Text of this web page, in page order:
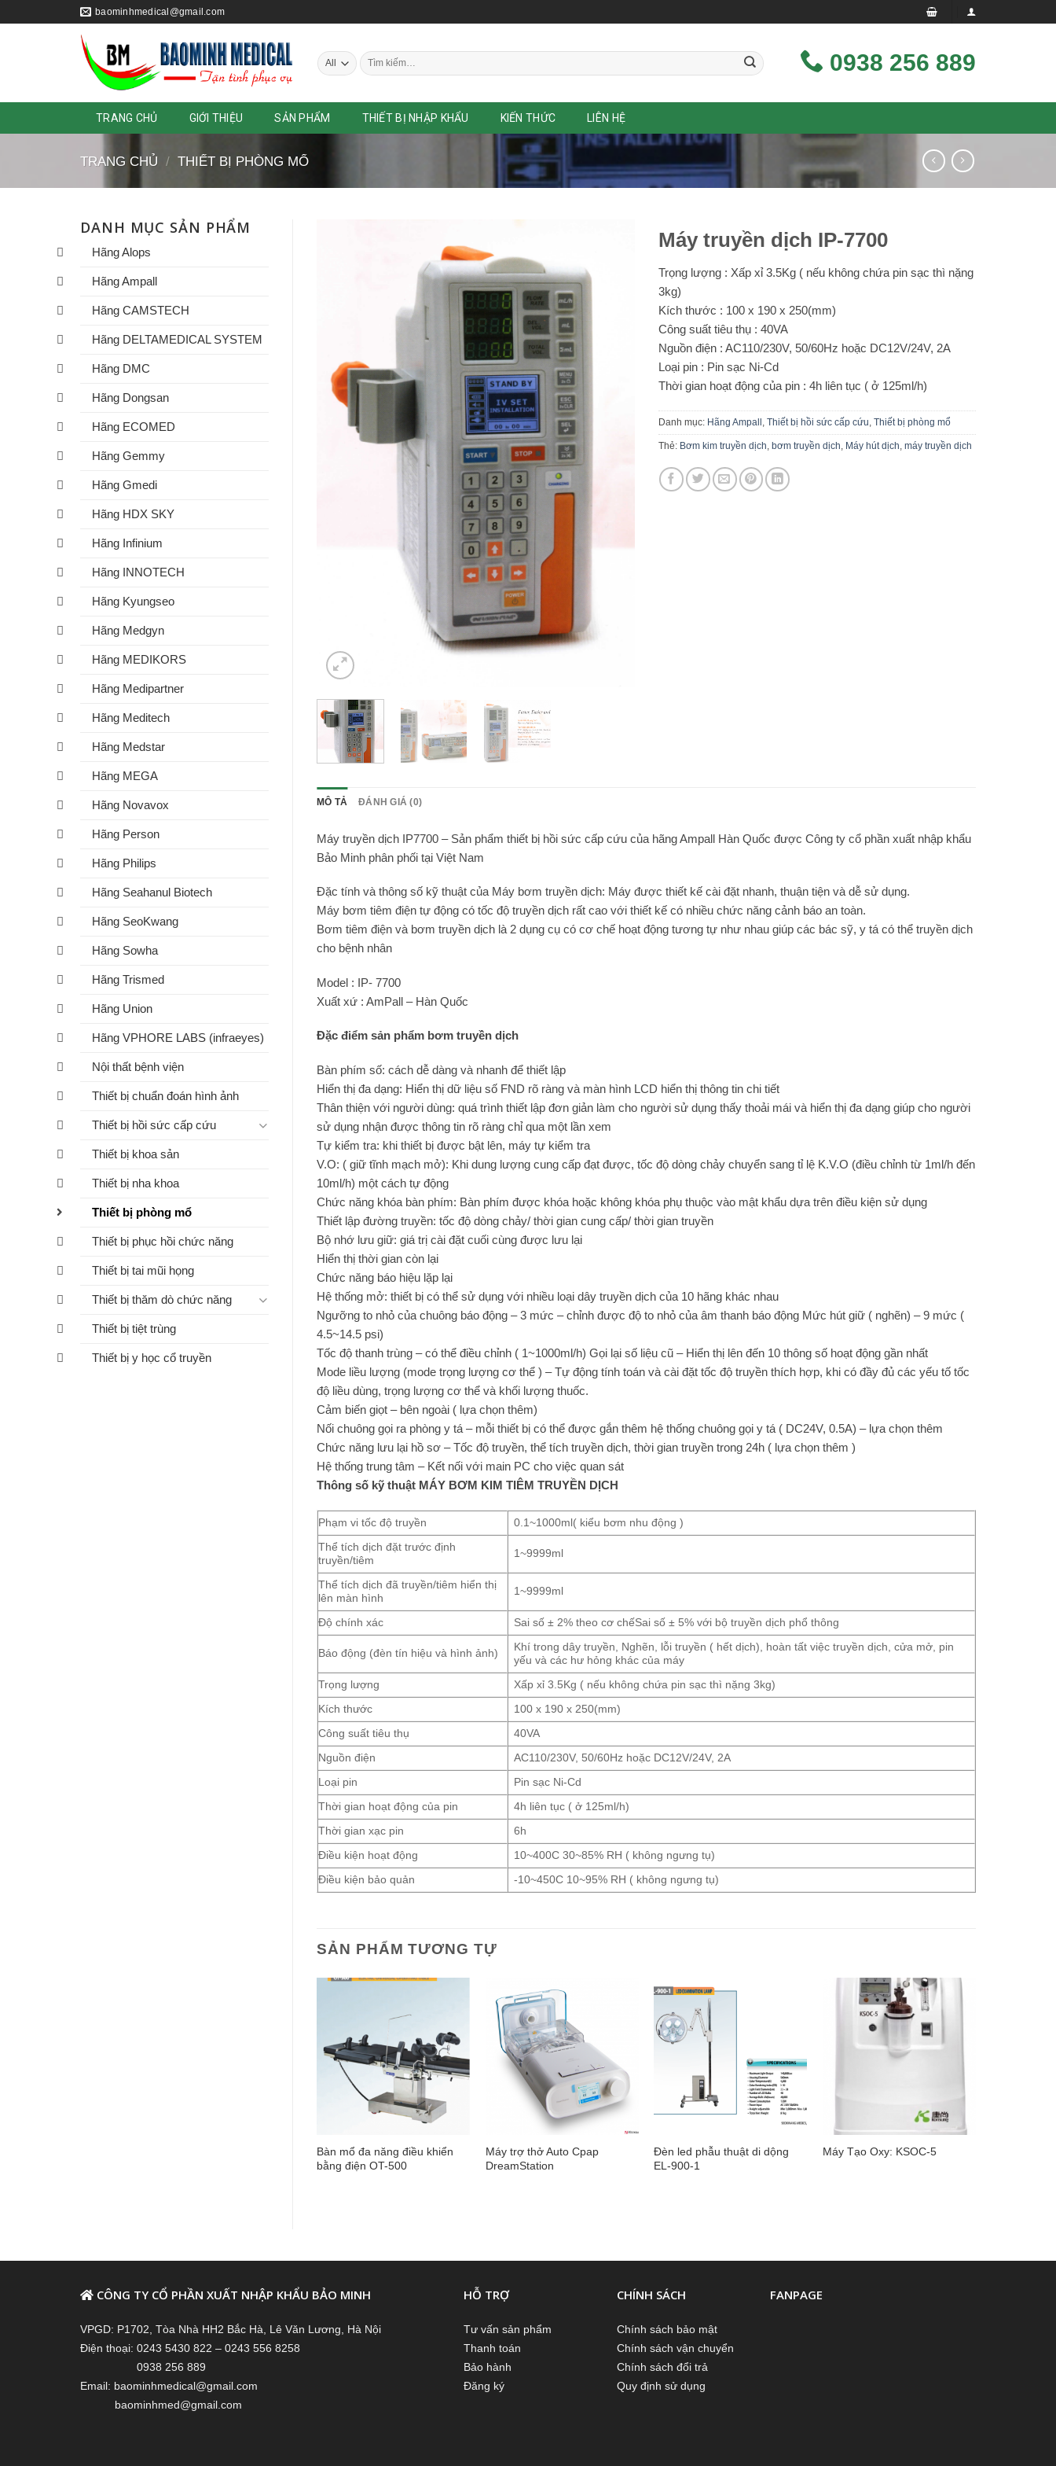
to
baominhmedical@gmail.com
Tìm
kiếm:
0938 256 889
TRANG CHỦ GIỚI THIỆU SẢN PHẨM THIẾT BỊ NHẬP KHẨU KIẾN THỨC LIÊN HỆ
TRANG CHỦ / THIẾT BỊ PHÒNG MỔ
DANH MỤC SẢN PHẨM
Hãng Alops
Hãng Ampall
Hãng CAMSTECH
Hãng DELTAMEDICAL SYSTEM
Hãng DMC
Hãng Dongsan
Hãng ECOMED
Hãng Gemmy
Hãng Gmedi
Hãng HDX SKY
Hãng Infinium
Hãng INNOTECH
Hãng Kyungseo
Hãng Medgyn
Hãng MEDIKORS
Hãng Medipartner
Hãng Meditech
Hãng Medstar
Hãng MEGA
Hãng Novavox
Hãng Person
Hãng Philips
Hãng Seahanul Biotech
Hãng SeoKwang
Hãng Sowha
Hãng Trismed
Hãng Union
Hãng VPHORE LABS (infraeyes)
Nội thất bệnh viện
Thiết bị chuẩn đoán hình ảnh
Thiết bị hồi sức cấp cứu
Thiết bị khoa sản
Thiết bị nha khoa
Thiết bị phòng mổ
Thiết bị phục hồi chức năng
Thiết bị tai mũi họng
Thiết bị thăm dò chức năng
Thiết bị tiệt trùng
Thiết bị y học cổ truyền
Máy truyền dịch IP-7700
Trọng lượng : Xấp xỉ 3.5Kg ( nếu không chứa pin sạc thì nặng
3kg)
Kích thước : 100 x 190 x 250(mm)
Công suất tiêu thụ : 40VA
Nguồn điện : AC110/230V, 50/60Hz hoặc DC12V/24V, 2A
Loại pin : Pin sạc Ni-Cd
Thời gian hoạt động của pin : 4h liên tục ( ở 125ml/h)
Danh mục: Hãng Ampall , Thiết bị hồi sức cấp cứu, Thiết bị phòng mổ
Thẻ: Bơm kim truyền dịch, bơm truyền dịch, Máy hút dịch, máy truyền dịch
MÔ TẢ ĐÁNH GIÁ (0)
Máy truyền dịch IP7700 – Sản phẩm thiết bị hồi sức cấp cứu của hãng Ampall Hàn Quốc được Công ty cổ phần xuất nhập khẩu
Bảo Minh phân phối tại Việt Nam
Đặc tính và thông số kỹ thuật của Máy bơm truyền dịch: Máy được thiết kế cài đặt nhanh, thuận tiện và dễ sử dụng.
Máy bơm tiêm điện tự động có tốc độ truyền dịch rất cao với thiết kế có nhiều chức năng cảnh báo an toàn.
Bơm tiêm điện và bơm truyền dịch là 2 dụng cụ có cơ chế hoạt động tương tự như nhau giúp các bác sỹ, y tá có thể truyền dịch
cho bệnh nhân
Model : IP- 7700
Xuất xứ : AmPall – Hàn Quốc
Đặc điểm sản phẩm bơm truyền dịch
Bàn phím số: cách dễ dàng và nhanh để thiết lập
Hiển thị đa dạng: Hiển thị dữ liệu số FND rõ ràng và màn hình LCD hiển thị thông tin chi tiết
Thân thiện với người dùng: quá trình thiết lập đơn giản làm cho người sử dụng thấy thoải mái và hiển thị đa dạng giúp cho người
sử dụng nhận được thông tin rõ ràng chỉ qua một lần xem
Tự kiểm tra: khi thiết bị được bật lên, máy tự kiểm tra
V.O: ( giữ tĩnh mạch mở): Khi dung lượng cung cấp đạt được, tốc độ dòng chảy chuyển sang tỉ lệ K.V.O (điều chỉnh từ 1ml/h đến
10ml/h) một cách tự động
Chức năng khóa bàn phím: Bàn phím được khóa hoặc không khóa phụ thuộc vào mật khẩu dựa trên điều kiện sử dụng
Thiết lập đường truyền: tốc độ dòng chảy/ thời gian cung cấp/ thời gian truyền
Bộ nhớ lưu giữ: giá trị cài đặt cuối cùng được lưu lại
Hiển thị thời gian còn lại
Chức năng báo hiệu lặp lại
Hệ thống mở: thiết bị có thể sử dụng với nhiều loại dây truyền dịch của 10 hãng khác nhau
Ngưỡng to nhỏ của chuông báo động – 3 mức – chỉnh được độ to nhỏ của âm thanh báo động Mức hút giữ ( nghẽn) – 9 mức (
4.5~14.5 psi)
Tốc độ thanh trùng – có thể điều chỉnh ( 1~1000ml/h) Gọi lại số liệu cũ – Hiển thị lên đến 10 thông số hoạt động gần nhất
Mode liều lượng (mode trọng lượng cơ thể ) – Tự động tính toán và cài đặt tốc độ truyền thích hợp, khi có đầy đủ các yếu tố tốc
độ liều dùng, trọng lượng cơ thể và khối lượng thuốc.
Cảm biến giọt – bên ngoài ( lựa chọn thêm)
Nối chuông gọi ra phòng y tá – mỗi thiết bị có thể được gắn thêm hệ thống chuông gọi y tá ( DC24V, 0.5A) – lựa chọn thêm
Chức năng lưu lại hồ sơ – Tốc độ truyền, thể tích truyền dịch, thời gian truyền trong 24h ( lựa chọn thêm )
Hệ thống trung tâm – Kết nối với main PC cho việc quan sát
Thông số kỹ thuật MÁY BƠM KIM TIÊM TRUYỀN DỊCH
Phạm vi tốc độ truyền 0.1~1000ml( kiểu bơm nhu động )
Thể tích dịch đặt trước định
truyền/tiêm
1~9999ml
Thể tích dịch đã truyền/tiêm hiển thị
lên màn hình
1~9999ml
Độ chính xác Sai số ± 2% theo cơ chếSai số ± 5% với bộ truyền dịch phổ thông
Báo động (đèn tín hiệu và hình ảnh)
Khí trong dây truyền, Nghẽn, lỗi truyền ( hết dịch), hoàn tất việc truyền dịch, cửa mở, pin
yếu và các hư hỏng khác của máy
Trọng lượng Xấp xỉ 3.5Kg ( nếu không chứa pin sạc thì nặng 3kg)
Kích thước 100 x 190 x 250(mm)
Công suất tiêu thụ 40VA
Nguồn điện AC110/230V, 50/60Hz hoặc DC12V/24V, 2A
Loại pin Pin sạc Ni-Cd
Thời gian hoạt động của pin 4h liên tục ( ở 125ml/h)
Thời gian xạc pin 6h
Điều kiện hoạt động 10~400C 30~85% RH ( không ngưng tụ)
Điều kiện bảo quản -10~450C 10~95% RH ( không ngưng tụ)
SẢN PHẨM TƯƠNG TỰ
Bàn mổ đa năng điều khiển
bằng điện OT-500
Máy trợ thở Auto Cpap
DreamStation
Đèn led phẫu thuật di dộng
EL-900-1
Máy Tạo Oxy: KSOC-5
CÔNG TY CỔ PHẦN XUẤT NHẬP KHẨU BẢO MINH
VPGD: P1702, Tòa Nhà HH2 Bắc Hà, Lê Văn Lương, Hà Nội
Điện thoại: 0243 5430 822 – 0243 556 8258
0938 256 889
Email: baominhmedical@gmail.com
baominhmed@gmail.com
HỖ TRỢ
Tư vấn sản phẩm
Thanh toán
Bảo hành
Đăng ký
CHÍNH SÁCH
Chính sách bảo mật
Chính sách vận chuyển
Chính sách đổi trả
Quy định sử dụng
FANPAGE